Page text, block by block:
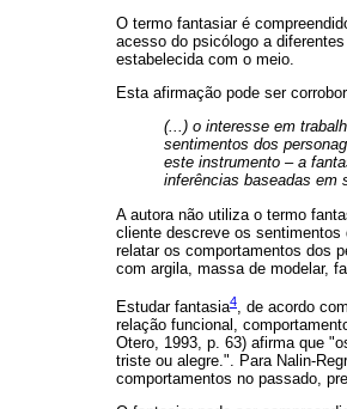
O termo fantasiar é
acesso do psicólogo a
estabelecida com o meio.
Esta afirmação pode ser
(...) o interesse em
sentimentos dos
este instrumento – a
inferências baseadas em
A autora não utiliza o termo
cliente descreve os
relatar os comportamentos dos
com argila, massa de modelar,
Estudar fantasia4
, de acordo
relação funcional,
Otero, 1993, p. 63) afirma que
triste ou alegre.". Para Nalin-
comportamentos no passado,